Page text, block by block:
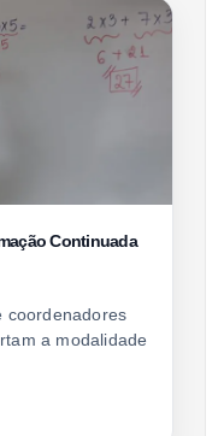
Continuada
coordenadores
a modalidade